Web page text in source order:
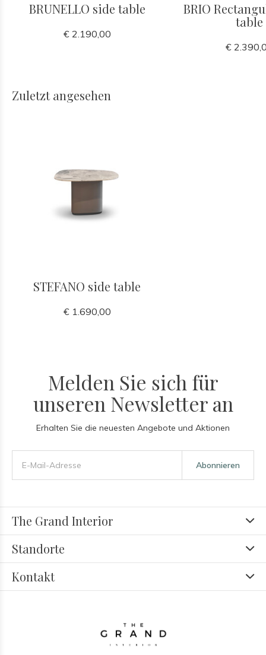
BRUNELLO side table
€ 2.190,00
BRIO
table
€
Zuletzt angesehen
STEFANO side table
€ 1.690,00
Melden Sie sich für
unseren Newsletter an
Erhalten Sie die neuesten Angebote und Aktionen
Abonnieren
The Grand Interior
Standorte
Kontakt